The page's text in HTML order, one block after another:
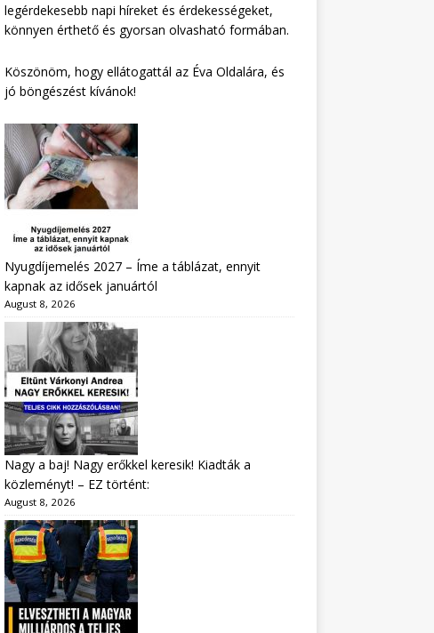
legérdekesebb napi híreket és érdekességeket,
könnyen érthető és gyorsan olvasható formában.
Köszönöm, hogy ellátogattál az Éva Oldalára, és
jó böngészést kívánok!
Nyugdíjemelés 2027 – Íme a táblázat, ennyit
kapnak az idősek januártól
August 8, 2026
Nagy a baj! Nagy erőkkel keresik! Kiadták a
közleményt! – EZ történt:
August 8, 2026